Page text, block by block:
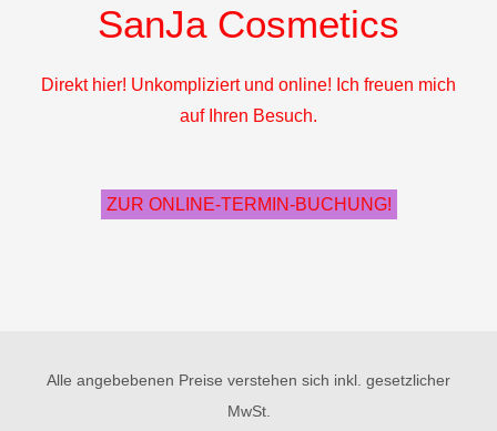
SanJa Cosmetics
Direkt hier! Unkompliziert und online! Ich freuen mich
auf Ihren Besuch.
ZUR ONLINE-TERMIN-BUCHUNG!
Alle angebebenen Preise verstehen sich inkl. gesetzlicher
MwSt.